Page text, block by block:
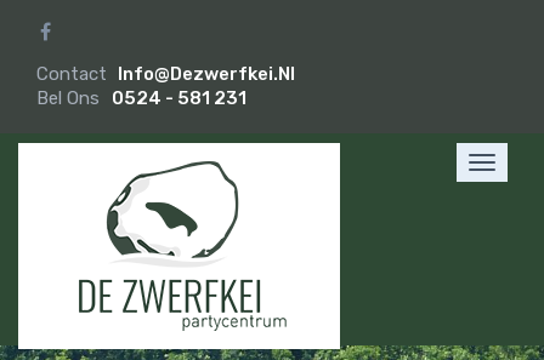
Contact
Info@dezwerfkei.nl
Bel Ons
0524 - 581 231
Toggle